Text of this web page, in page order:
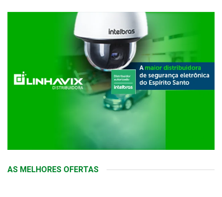
AS MELHORES OFERTAS